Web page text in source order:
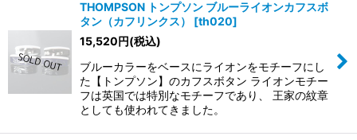
THOMPSON トンプソン ブルーライオンカフスボ
タン（カフリンクス）
[th020]
15,520円(税込)
ブルーカラーをベースにライオンをモチーフにし
た【トンプソン】のカフスボタン ライオンモチー
フは英国では特別なモチーフであり、 王家の紋章
としても使われてきました。